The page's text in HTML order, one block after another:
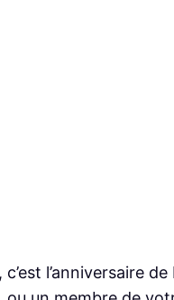
c’est l’anniversaire